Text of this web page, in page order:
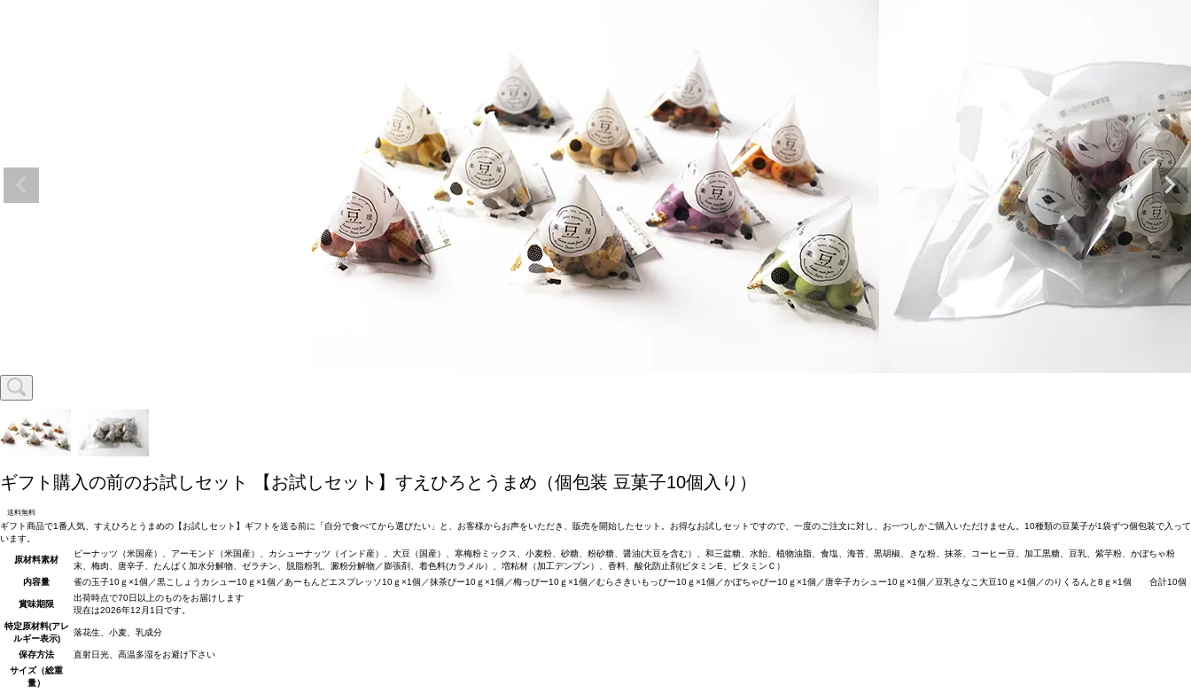
ギフト購入の前のお試しセット 【お試しセット】すえひろとうまめ（個包装 豆菓子10個入り）
送料無料
ギフト商品で1番人気、すえひろとうまめの【お試しセット】ギフトを送る前に「自分で食べてから選びたい」と、お客様からお声をいただき、販売を開始したセット。お得なお試しセットですので、一度のご注文に対し、お一つしかご購入いただけません。10種類の豆菓子が1袋ずつ個包装で入って
います。
原材料素材
ピーナッツ（米国産）、アーモンド（米国産）、カシューナッツ（インド産）、大豆（国産）、寒梅粉ミックス、小麦粉、砂糖、粉砂糖、醤油(大豆を含む）、和三盆糖、水飴、植物油脂、食塩、海苔、黒胡椒、きな粉、抹茶、コーヒー豆、加工黒糖、豆乳、紫芋粉、かぼちゃ粉
末、梅肉、唐辛子、たんぱく加水分解物、ゼラチン、脱脂粉乳、澱粉分解物／膨張剤、着色料(カラメル）、増粘材（加工デンプン）、香料、酸化防止剤(ビタミンE、ビタミンＣ）
内容量
雀の玉子10ｇ×1個／黒こしょうカシュー10ｇ×1個／あーもんどエスプレッソ10ｇ×1個／抹茶ぴー10ｇ×1個／梅っぴー10ｇ×1個／むらさきいもっぴー10ｇ×1個／かぼちゃぴー10ｇ×1個／唐辛子カシュー10ｇ×1個／豆乳きなこ大豆10ｇ×1個／のりくるんと8ｇ×1個 合計10個
賞味期限
出荷時点で70日以上のものをお届けします
現在は2026年12月1日です。
特定原材料(アレ
ルギー表示)
落花生、小麦、乳成分
保存方法
直射日光、高温多湿をお避け下さい
サイズ（総重
量）